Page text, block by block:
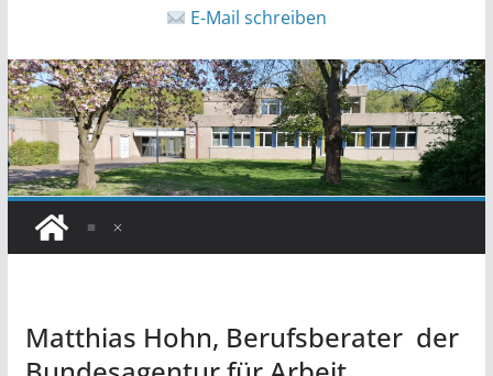
E-Mail schreiben
Matthias Hohn, Berufsberater der